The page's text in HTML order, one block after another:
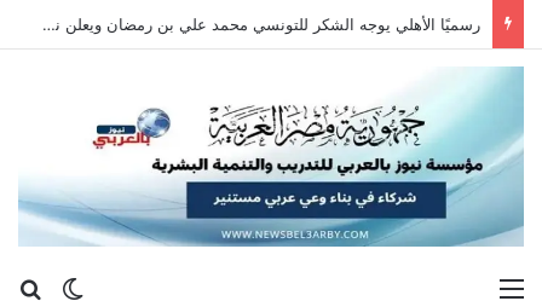
رسميًا الأهلي يوجه الشكر للتونسي محمد علي بن رمضان ويعلن نهاية مشواره مع القلعة الحمراء
الوضع القائمة